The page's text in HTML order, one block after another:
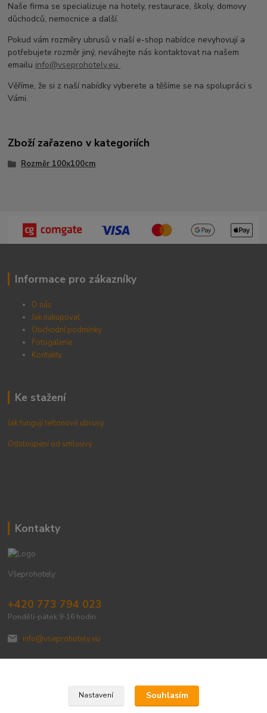
Naše firma se specializuje na hotely, restaurace, školy, domovy
důchodců, nemocnice a další.
Pokud vám rozměry ubrusů v naší e-shop nabídce nevyhovují a
potřebujete rozměr jiný, neváhejte nás kontaktovat na našem
emailu info@vseprohotely.eu
Věříme, že si z naší nabídky vyberete a těšíme se na spolupráci s
Vámi.
Zboží zařazeno v kategoriích
Rozměr 100x100cm
Informace pro zákazníky
O nás
Jak nakupovat
Obchodní podmínky
Fotogalerie
Kontakty
Ke stažení
Jak fungují teflonové ubrusy
Odstoupení od smlouvy
Kontakty
Všeprohotely
+420 773 794 023
Pondělí-pátek 9-16 hodin
info@vseprohotely.eu
Upravit sběr cookies.
Nastavení Souhlasím